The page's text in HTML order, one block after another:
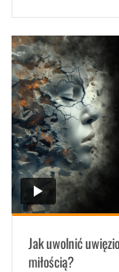
Jak uwolnić
miłością?